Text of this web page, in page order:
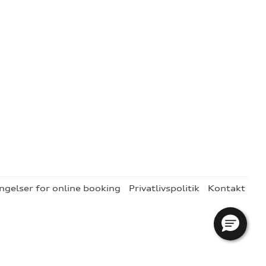
for online booking Privatlivspolitik Kontakt